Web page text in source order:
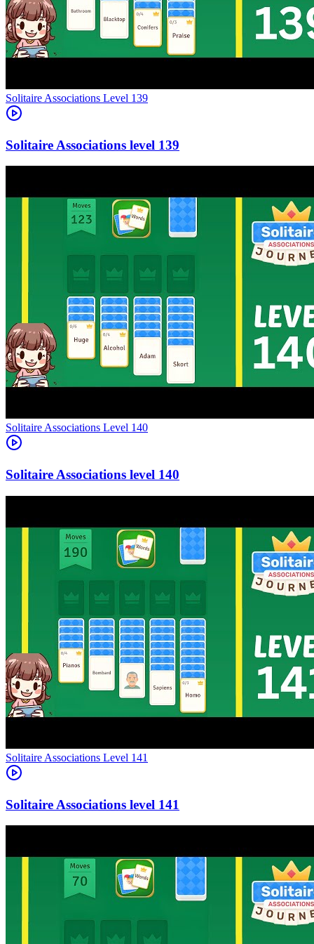
Level 139
139
Level 140
140
Level 141
141